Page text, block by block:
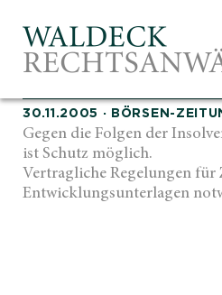
30.11.2005 · BÖRSEN-
Gegen die Folgen der
ist Schutz möglich.
Vertragliche Regelungen
Entwicklungsunterlagen